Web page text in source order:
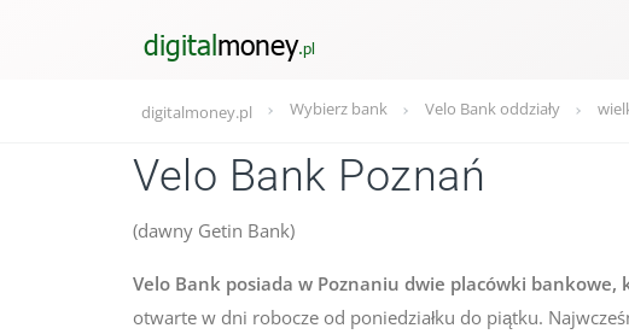
digitalmoney.pl Wybierz bank Velo Bank oddziały
Velo Bank Poznań
(dawny Getin Bank)
Velo Bank posiada w Poznaniu dwie placówki
otwarte w dni robocze od poniedziałku do piątku.